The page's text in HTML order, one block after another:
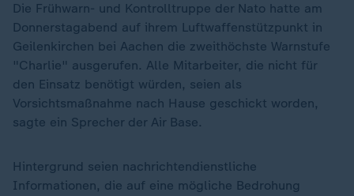
Die Frühwarn- und Kontrolltruppe der Nato hatte am
Donnerstagabend auf ihrem Luftwaffenstützpunkt in
Geilenkirchen bei Aachen die zweithöchste Warnstufe
"Charlie" ausgerufen. Alle Mitarbeiter, die nicht für
den Einsatz benötigt würden, seien als
Vorsichtsmaßnahme nach Hause geschickt worden,
sagte ein Sprecher der Air Base.
Hintergrund seien nachrichtendienstliche
Informationen, die auf eine mögliche Bedrohung